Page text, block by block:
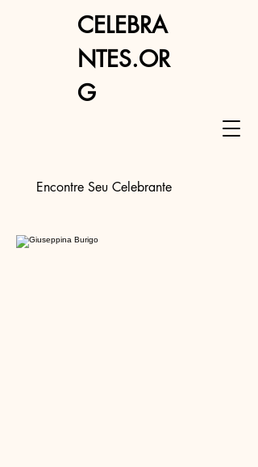
Encontre Seu Celebrante
CELEBRA
NTES.OR
G